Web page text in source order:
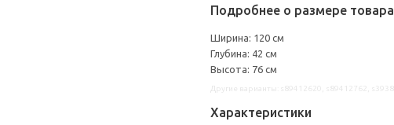
Подробнее о размере товара
Ширина: 120 см
Глубина: 42 см
Высота: 76 см
Характеристики